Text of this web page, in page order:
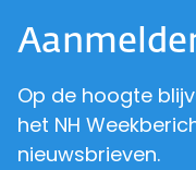
Op de hoogte
het NH
nieuwsbrieven.